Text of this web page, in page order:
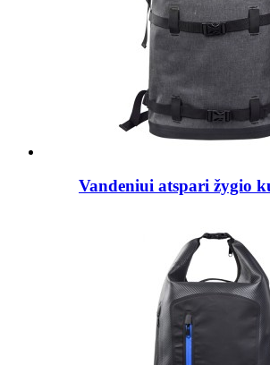
Vandeniui atspari žygio